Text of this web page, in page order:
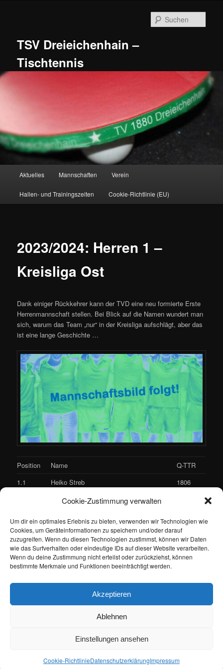
Cookie-Zustimmung verwalten
Um dir ein optimales Erlebnis zu bieten, verwenden wir Technologien wie
Cookies, um Geräteinformationen zu speichern und/oder darauf
zuzugreifen. Wenn du diesen Technologien zustimmst, können wir Daten
wie das Surfverhalten oder eindeutige IDs auf dieser Website verarbeiten.
Wenn du deine Zustimmung nicht erteilst oder zurückziehst, können
bestimmte Merkmale und Funktionen beeinträchtigt werden.
Akzeptieren
Ablehnen
Einstellungen ansehen
Cookie-RichtlinieDatenschutzerklärungImpressum
TSV Dreieichenhain –
Tischtennis
Aktuelles Mannschaften Verein
Hallen- und Trainingszeiten Cookie-Richtlinie (EU)
2023/2024: Herren 1 –
Kreisliga Ost
Dank einiger Rückkehrer kann der TVD eine neu formierte Erste
Herrenmannschaft stellen. Bei Blick auf die Namen wundert man
sich, warum das Team „nur“ in der Kreisliga aufschlägt, aber das
ist eine lange Geschichte …
Position Name
Q-TTR
1.1
Heiko Streb
1806
Michael Appold
1.4
Juba Aouragh (Mannschaftsführer)
1723
1.5
Thimo Heidsiek
1676
1.6
Oliver Schmitz
Spieler Herren 1 Vorrunde 2023/2024
Datenschutzerklärung Stolz präsentiert von WordPress